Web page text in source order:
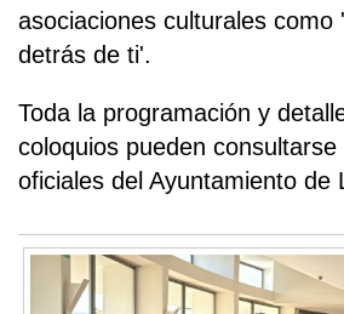
asociaciones culturales como
detrás de ti'.
Toda la programación y
coloquios pueden
oficiales del Ayuntamiento de